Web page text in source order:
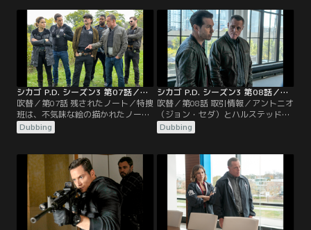
る。
を発見し…。
シカゴ P.D. シーズン3 第07話／吹替
吹替／第07話 残されたノート／特捜
班は、不気味な絵の描かれたノート
を発見する。そして、その持ち主
で、富裕層向けの学校に通い、他の
らましている十代少年の居所を探
す。一方その頃、アトウォーター
（ラロイス・ホーキンズ）は、シカ
ゴで一目置かれている黒人刑事（ヤ
モン・ウォーカー）の歓心を買おう
とする。
Dubbing
シカゴ P.D. シーズン3 第08話／吹替
吹替／第08話 取引情報／アントニオ
（ジョン・セダ）とハルステッド
（ジェシー・リー・ソファー）が信
頼を置く情報屋から、麻薬密売の情
も、麻薬の代わりに、手首を切断さ
れた死体を発見し、衝撃を受ける。
さらに捜査を進めると、死体は政府
関係の仕事をしていた者だと判明す
Dubbing